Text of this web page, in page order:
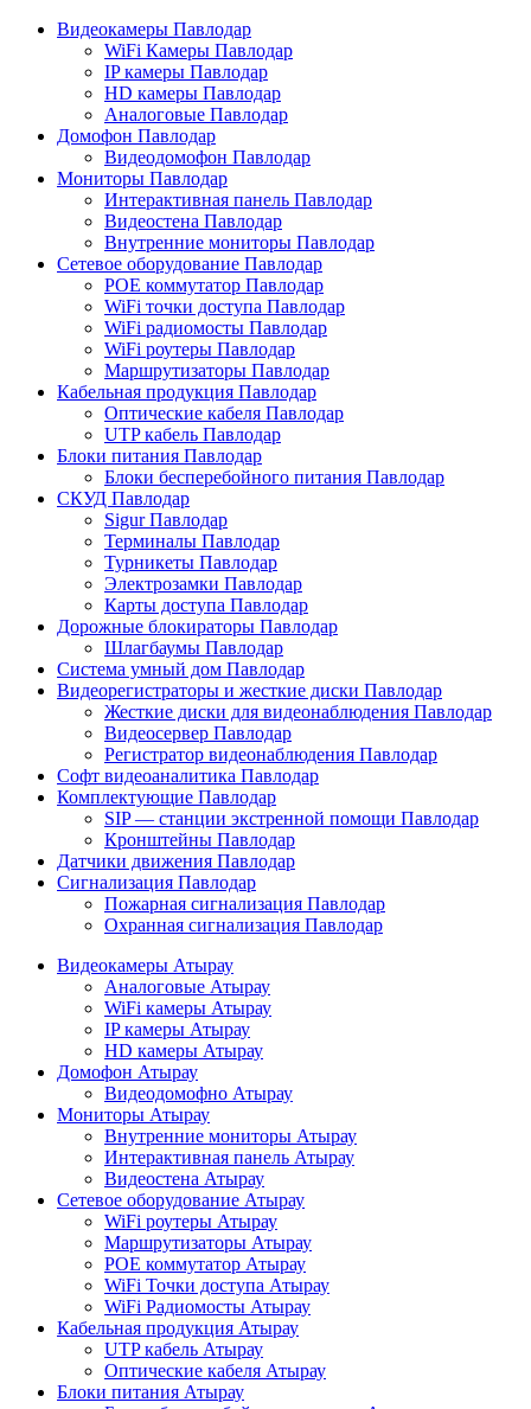
Видеокамеры Павлодар
WiFi Камеры Павлодар
IP камеры Павлодар
HD камеры Павлодар
Аналоговые Павлодар
Домофон Павлодар
Видеодомофон Павлодар
Мониторы Павлодар
Интерактивная панель Павлодар
Видеостена Павлодар
Внутренние мониторы Павлодар
Сетевое оборудование Павлодар
POE коммутатор Павлодар
WiFi точки доступа Павлодар
WiFi радиомосты Павлодар
WiFi роутеры Павлодар
Маршрутизаторы Павлодар
Кабельная продукция Павлодар
Оптические кабеля Павлодар
UTP кабель Павлодар
Блоки питания Павлодар
Блоки бесперебойного питания Павлодар
СКУД Павлодар
Sigur Павлодар
Терминалы Павлодар
Турникеты Павлодар
Электрозамки Павлодар
Карты доступа Павлодар
Дорожные блокираторы Павлодар
Шлагбаумы Павлодар
Система умный дом Павлодар
Видеорегистраторы и жесткие диски Павлодар
Жесткие диски для видеонаблюдения Павлодар
Видеосервер Павлодар
Регистратор видеонаблюдения Павлодар
Софт видеоаналитика Павлодар
Комплектующие Павлодар
SIP — станции экстренной помощи Павлодар
Кронштейны Павлодар
Датчики движения Павлодар
Сигнализация Павлодар
Пожарная сигнализация Павлодар
Охранная сигнализация Павлодар
Видеокамеры Атырау
Аналоговые Атырау
WiFi камеры Атырау
IP камеры Атырау
HD камеры Атырау
Домофон Атырау
Видеодомофно Атырау
Мониторы Атырау
Внутренние мониторы Атырау
Интерактивная панель Атырау
Видеостена Атырау
Сетевое оборудование Атырау
WiFi роутеры Атырау
Маршрутизаторы Атырау
POE коммутатор Атырау
WiFi Точки доступа Атырау
WiFi Радиомосты Атырау
Кабельная продукция Атырау
UTP кабель Атырау
Оптические кабеля Атырау
Блоки питания Атырау